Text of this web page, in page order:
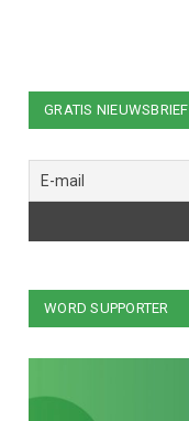
GRATIS NIEUWSBRIEF
WORD SUPPORTER